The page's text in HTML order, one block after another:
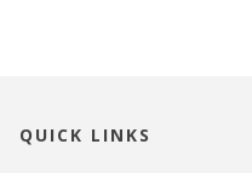
QUICK LINKS